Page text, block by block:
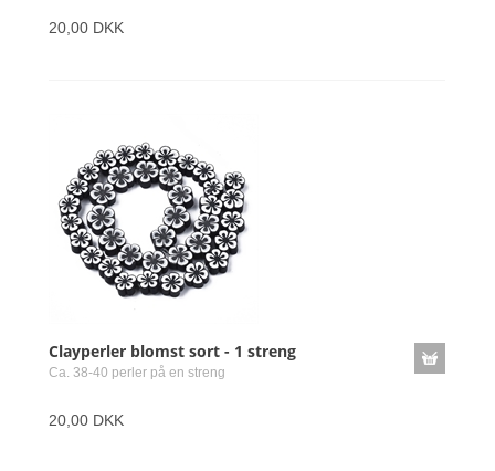
20,00 DKK
Clayperler blomst sort - 1 streng
Ca. 38-40 perler på en streng
20,00 DKK